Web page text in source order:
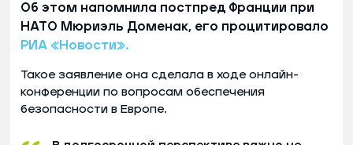
Об этом напомнила постпред Франции при
НАТО Мюриэль Доменак, его процитировало
РИА «Новости».
Такое заявление она сделала в ходе онлайн-
конференции по вопросам обеспечения
безопасности в Европе.